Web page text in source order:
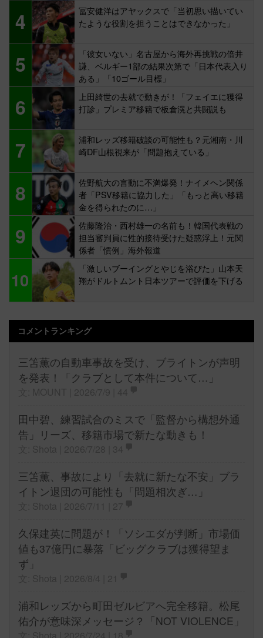
4
冨安健洋はアヤックスで「当初思い描いてい
たような役割を担うことはできなかった」
5
「彼女いない」名古屋から海外再挑戦の倍井
謙、ベルギー1部の結果次第で「日本代表入り
ある」「10ゴール目標」
6
上田綺世の去就で動きが！「フェイエに獲得
打診」プレミア移籍で板倉滉と共闘説も
7
浦和レッズ移籍破談の可能性も？元湘南・川
崎DF山根視来が「問題抱えている」
8
佐野航大の言動に不満爆発！ナイメヘン関係
者「PSV移籍に協力した」「もっと高い移籍
金を得られたのに…」
9
佐藤隆治・西村雄一の名前も！韓国代表戦の
担当審判員に性的接待受けた疑惑浮上！元関
係者「慣例」海外報道
10
「激しいブーイングとやじを浴びた」山本天
翔がドルトムント日本ツアーで評価を下げる
コメントランキング
三笘薫の自動車事故を受け、ブライトンが声明
を発表！「クラブとして本件について…」
田中碧、練習試合のミスで「監督から構想外通
告」リーズ、移籍市場で新たな動きも！
三笘薫、事故により「去就に新たな不安」ブラ
イトン退団の可能性も「問題相次ぎ…」
久保建英に問題が！「ソシエダが判断」市場価
値も37億円に暴落「ビッグクラブは獲得望ま
ず」
浦和レッズから町田ゼルビアへ完全移籍。松尾
佑介が意味深メッセージ？「NOT VIOLENCE」